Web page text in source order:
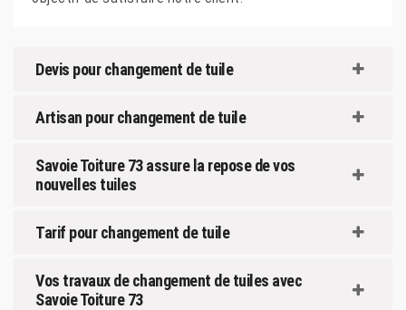
Devis pour changement de tuile
Artisan pour changement de tuile
Savoie Toiture 73 assure la repose de vos
nouvelles tuiles
Tarif pour changement de tuile
Vos travaux de changement de tuiles avec
Savoie Toiture 73